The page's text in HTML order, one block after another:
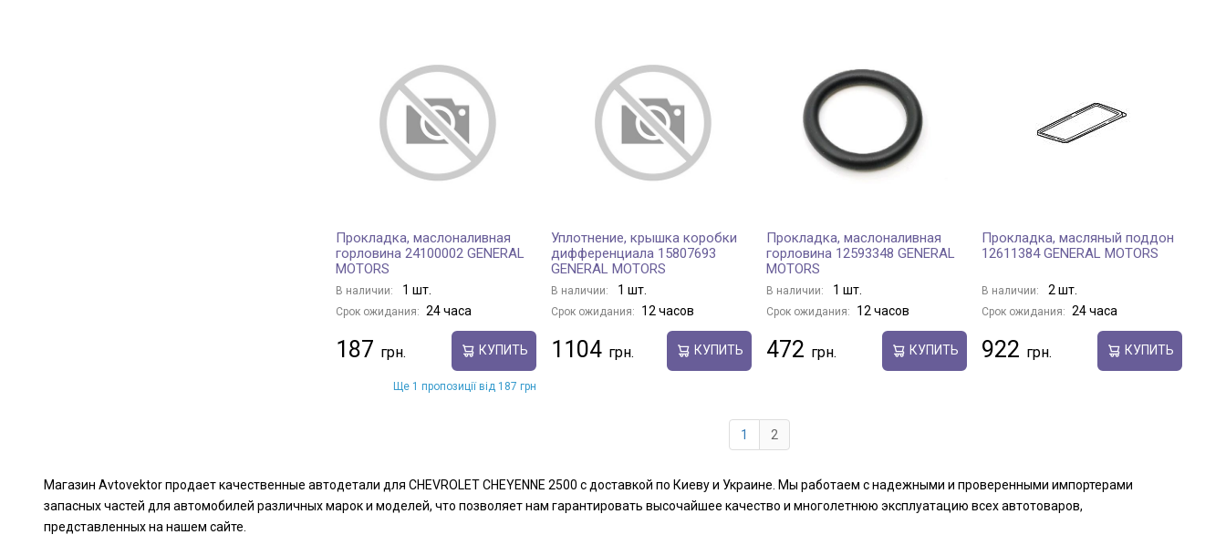
Прокладка, маслоналивная
горловина 24100002 GENERAL
MOTORS
В наличии: 1 шт.
Срок ожидания: 24 часа
187 КУПИТЬ
Ще 1 пропозиції від 187 грн
Уплотнение, крышка коробки
дифференциала 15807693
GENERAL MOTORS
В наличии: 1 шт.
Срок ожидания: 12 часов
1104 КУПИТЬ
Прокладка, маслоналивная
горловина 12593348 GENERAL
MOTORS
В наличии: 1 шт.
Срок ожидания: 12 часов
472 КУПИТЬ
Прокладка, масляный поддон
12611384 GENERAL MOTORS
В наличии: 2 шт.
Срок ожидания: 24 часа
922 КУПИТЬ
1 2
Магазин Avtovektor продает качественные автодетали для CHEVROLET CHEYENNE 2500 с доставкой по Киеву и Украине. Мы работаем с надежными и проверенными импортерами
запасных частей для автомобилей различных марок и моделей, что позволяет нам гарантировать высочайшее качество и многолетнюю эксплуатацию всех автотоваров,
представленных на нашем сайте.